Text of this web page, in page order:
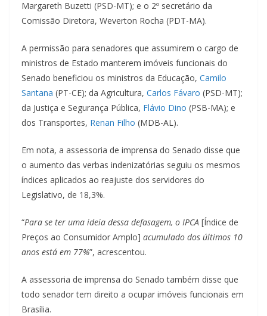
Margareth Buzetti (PSD-MT); e o 2º secretário da
Comissão Diretora, Weverton Rocha (PDT-MA).
A permissão para senadores que assumirem o cargo de
ministros de Estado manterem imóveis funcionais do
Senado beneficiou os ministros da Educação, Camilo
Santana (PT-CE); da Agricultura, Carlos Fávaro (PSD-MT);
da Justiça e Segurança Pública, Flávio Dino (PSB-MA); e
dos Transportes, Renan Filho (MDB-AL).
Em nota, a assessoria de imprensa do Senado disse que
o aumento das verbas indenizatórias seguiu os mesmos
índices aplicados ao reajuste dos servidores do
Legislativo, de 18,3%.
“Para se ter uma ideia dessa defasagem, o IPCA [Índice de
Preços ao Consumidor Amplo] acumulado dos últimos 10
anos está em 77%”, acrescentou.
A assessoria de imprensa do Senado também disse que
todo senador tem direito a ocupar imóveis funcionais em
Brasília.